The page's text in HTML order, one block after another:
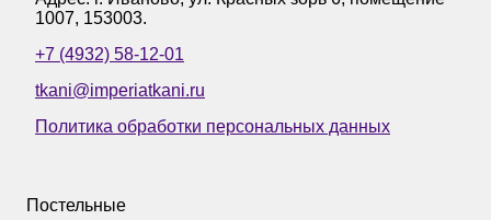
1007, 153003.
+7 (4932) 58-12-01
tkani@imperiatkani.ru
Политика обработки персональных данных
Постельные